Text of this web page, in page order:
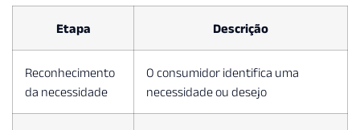
Etapa Descrição
Reconhecimento
da necessidade
O consumidor identifica uma
necessidade ou desejo